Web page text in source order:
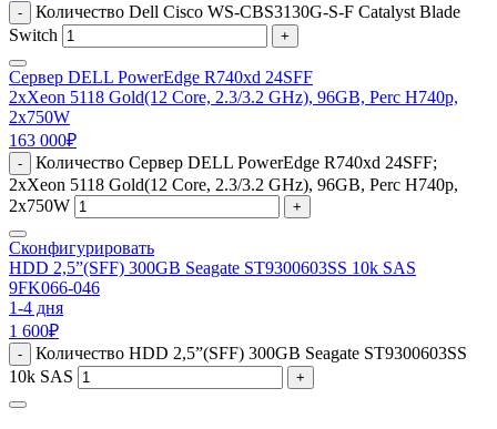
-
Количество Dell Cisco WS-CBS3130G-S-F Catalyst Blade
Switch
+
Сервер DELL PowerEdge R740xd 24SFF
2xXeon 5118 Gold(12 Core, 2.3/3.2 GHz), 96GB, Perc H740p,
2x750W
163 000₽
-
Количество Сервер DELL PowerEdge R740xd 24SFF;
2xXeon 5118 Gold(12 Core, 2.3/3.2 GHz), 96GB, Perc H740p,
2x750W
+
Сконфигурировать
HDD 2,5”(SFF) 300GB Seagate ST9300603SS 10k SAS
9FK066-046
1-4 дня
1 600₽
-
Количество HDD 2,5”(SFF) 300GB Seagate ST9300603SS
10k SAS
+